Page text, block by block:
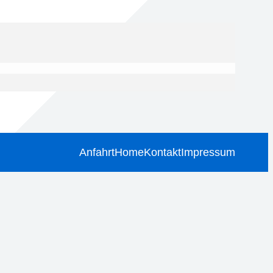
AnfahrtHomeKontaktImpressum